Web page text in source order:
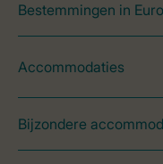
Bestemmingen in
Accommodaties
Bijzondere